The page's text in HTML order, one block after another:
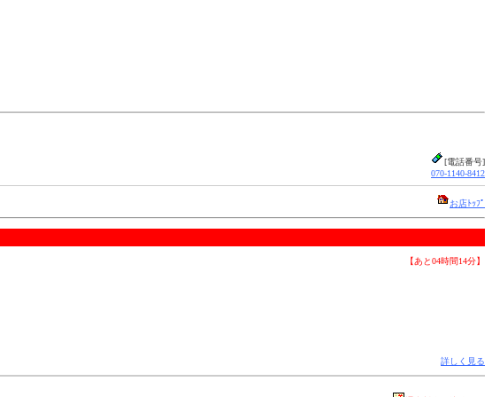
[電話番号]
070-1140-8412
お店ﾄｯﾌﾟ
【あと04時間14分】
詳しく見る